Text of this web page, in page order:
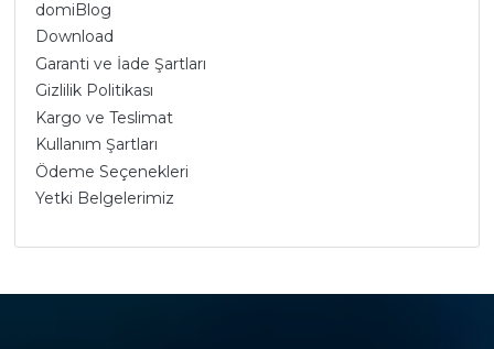
domiBlog
Download
Garanti ve İade Şartları
Gizlilik Politikası
Kargo ve Teslimat
Kullanım Şartları
Ödeme Seçenekleri
Yetki Belgelerimiz